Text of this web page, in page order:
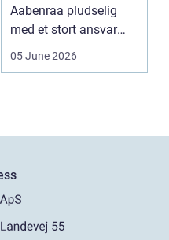
Aabenraa pludselig
med et stort ansvar
05 June 2026